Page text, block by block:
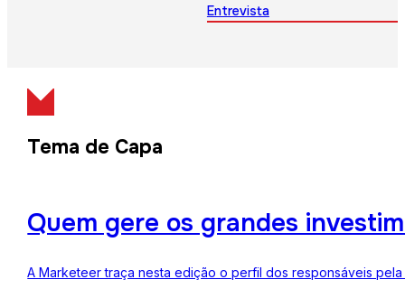
Entrevista
Tema de Capa
Quem gere os grandes
A Marketeer traça nesta edição o perfil dos responsáveis